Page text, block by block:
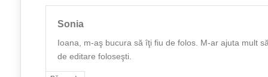
Sonia
Ioana, m-aş bucura să îţi fiu de folos. M-ar ajuta mult
de editare foloseşti.